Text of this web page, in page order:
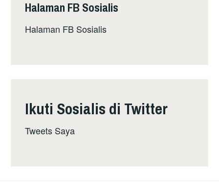
Halaman FB Sosialis
Halaman FB Sosialis
Ikuti Sosialis di Twitter
Tweets Saya